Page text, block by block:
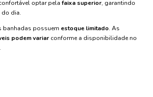
optar pela faixa superior, garantindo
dia.
banhadas possuem estoque limitado. As
podem variar conforme a disponibilidade no